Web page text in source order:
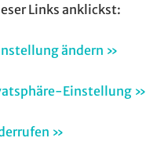
Links anklickst:
ändern »
Einstellung »
»